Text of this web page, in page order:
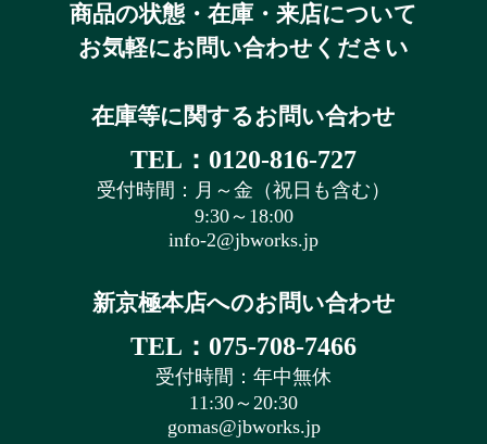
商品の状態・在庫・来店について
お気軽にお問い合わせください
在庫等に関するお問い合わせ
TEL：0120-816-727
受付時間：月～金（祝日も含む）
9:30～18:00
info-2@jbworks.jp
新京極本店へのお問い合わせ
TEL：075-708-7466
受付時間：年中無休
11:30～20:30
gomas@jbworks.jp